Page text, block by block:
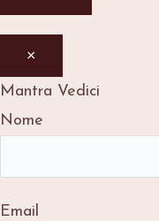
×
Mantra Vedici
Nome
Email